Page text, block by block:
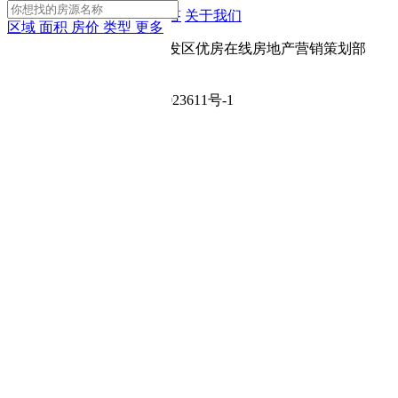
区域 面积 房价 类型 更多
App下载 网站地图 房产问答 关于我们
Copyright © 宝鸡市高新开发区优房在线房地产营销策划部
ICP备案号：陕ICP备2024023611号-1